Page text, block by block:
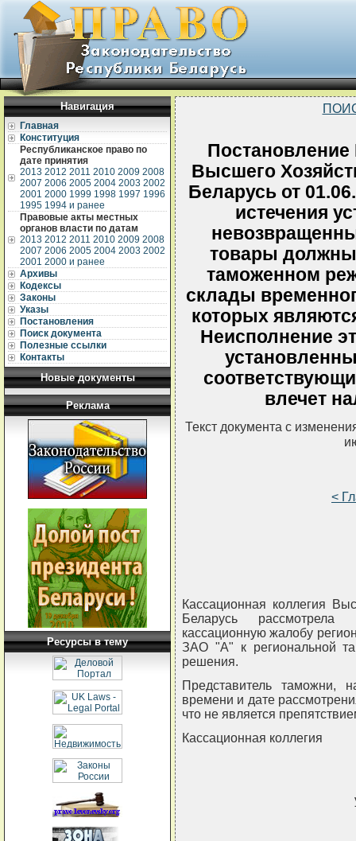
Навигация
Главная
Конституция
Республиканское право по
дате принятия
2013 2012 2011 2010 2009 2008
2007 2006 2005 2004 2003 2002
2001 2000 1999 1998 1997 1996
1995 1994 и ранее
Правовые акты местных
органов власти по датам
2013 2012 2011 2010 2009 2008
2007 2006 2005 2004 2003 2002
2001 2000 и ранее
Архивы
Кодексы
Законы
Указы
Постановления
Поиск документа
Полезные ссылки
Контакты
Новые документы
Реклама
Ресурсы в тему
Постановление
Высшего
Беларусь от
истечения
товары
таможенном
склады
которых
Неисполнение
влечет
Текст документа с
<
Кассационная коллегия
Беларусь
кассационную жалобу
ЗАО "А" к региональной
решения.
Представитель таможни,
времени и дате
что не является
Кассационная коллегия